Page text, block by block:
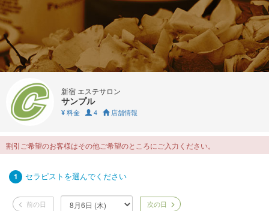
新宿 エステサロン
サンプル
¥ 料金 4 店舗情報
割引ご希望のお客様はその他ご希望のところにご入力ください。
1 セラピストを選んでください
前の日 次の日